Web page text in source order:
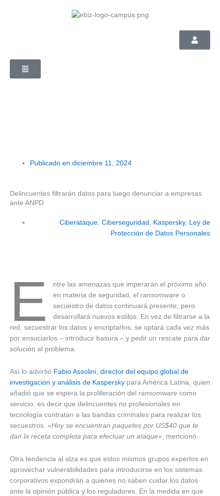
Publicado en diciembre 11, 2024
Delincuentes filtrarán datos para luego denunciar a empresas
ante ANPD
Ciberataque Ciberseguridad Kaspersky,
Ley de
Protección de Datos Personales
E
ntre las amenazas que imperarán el próximo año
en materia de seguridad, elransomwareo
secuestro de datos continuará presente, pero
desarrollará nuevos estilos. En vez de filtrarse a la
red, secuestrar los datos y encriptarlos, se optará cada vez más
por ensuciarlos – introducir basura – y pedir un rescate para dar
solución al problema.
Así lo advirtió Fabio Assolini, director del equipo global de
investigación y análisis de Kaspersky para América Latina, quien
añadió que se espera la proliferación del ransomware como
servicio, es decir que delincuentes no profesionales en
tecnología contratan a las bandas criminales para realizar los
secuestros. «Hoy se encuentran paquetes por US$40 que te
dan la receta completa para efectuar un ataque», mencionó.
Otra tendencia al alza es que estos mismos grupos expertos en
aprovechar vulnerabilidades para introducirse en los sistemas
corporativos expondrán a quienes no saben cuidar los datos
ante la opinión pública y los reguladores. En la medida en que